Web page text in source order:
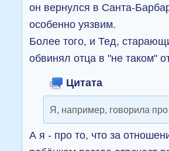
он вернулся в Санта-
особенно уязвим.
Более того, и Тед,
обвинял отца в "не таком"
Цитата
Я, например, говорила
А я - про то, что за